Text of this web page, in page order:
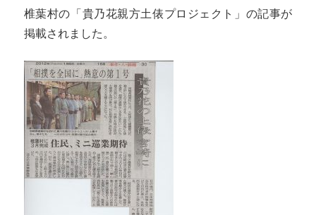
椎葉村の「貴乃花親方土俵プロジェクト」の記事が
掲載されました。